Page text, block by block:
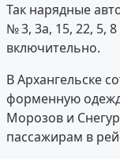
Так нарядные
№ 3, 3а, 15, 22, 5,
включительно.
В Архангельске
форменную
Морозов и
пассажирам в